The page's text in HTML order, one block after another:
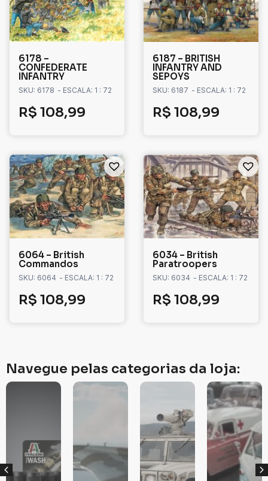
6178 –
CONFEDERATE
INFANTRY
SKU: 6178 - ESCALA: 1 : 72
R$ 108,99
6187 – BRITISH
INFANTRY AND
SEPOYS
SKU: 6187 - ESCALA: 1 : 72
R$ 108,99
6064 – British
Commandos
SKU: 6064 - ESCALA: 1 : 72
R$ 108,99
6034 – British
Paratroopers
SKU: 6034 - ESCALA: 1 : 72
R$ 108,99
Navegue pelas categorias da loja: